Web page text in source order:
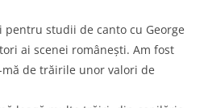
studii de canto cu George
ai scenei românești. Am fost
de trăirile unor valori de